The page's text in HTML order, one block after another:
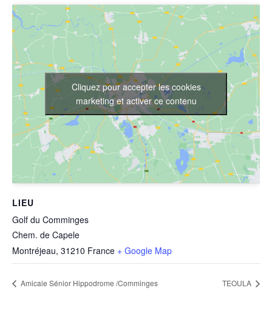
LIEU
Golf du Comminges
Chem. de Capele
Montréjeau, 31210 France + Google Map
Cliquez pour accepter les cookies
marketing et activer ce contenu
Amicale Sénior Hippodrome /Comminges TEOULA